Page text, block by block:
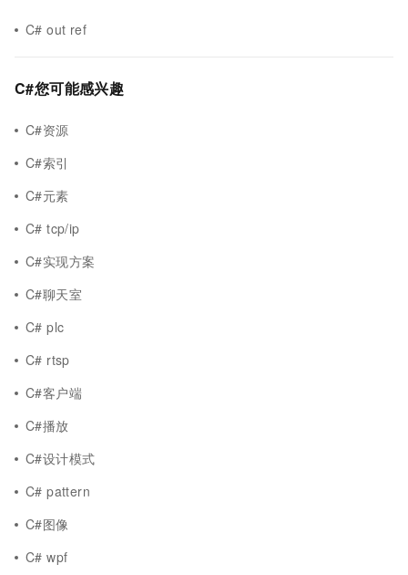
C# out ref
C#您可能感兴趣
C#资源
C#索引
C#元素
C# tcp/ip
C#实现方案
C#聊天室
C# plc
C# rtsp
C#客户端
C#播放
C#设计模式
C# pattern
C#图像
C# wpf